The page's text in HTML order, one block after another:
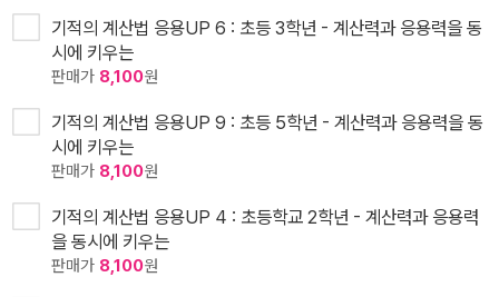
기적의 계산법 응용UP 6 : 초등 3학년 - 계산력과 응용력을 동
시에 키우는
판매가 8,100원
기적의 계산법 응용UP 9 : 초등 5학년 - 계산력과 응용력을 동
시에 키우는
판매가 8,100원
기적의 계산법 응용UP 4 : 초등학교 2학년 - 계산력과 응용력
을 동시에 키우는
판매가 8,100원